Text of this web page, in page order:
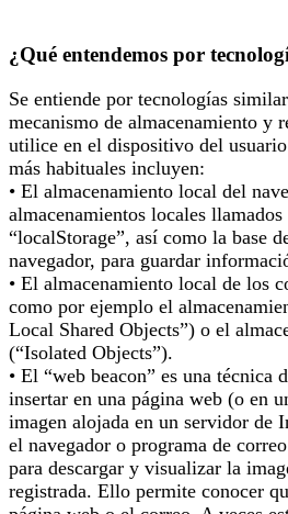
¿Qué entendemos por
Se entiende por tecnologías
mecanismo de almacenamiento y
utilice en el dispositivo del
más habituales incluyen:
• El almacenamiento local del
almacenamientos locales llamados
“localStorage”, así como la base
navegador, para guardar
• El almacenamiento local de los
como por ejemplo el
Local Shared Objects”) o el
(“Isolated Objects”).
• El “web beacon” es una técnica
insertar en una página web (o en
imagen alojada en un servidor de
el navegador o programa de
para descargar y visualizar la
registrada. Ello permite conocer